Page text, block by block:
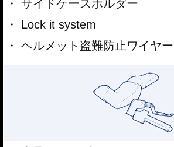
サイドケースホルダー
Lock it system
ヘルメット盗難防止ワイヤー